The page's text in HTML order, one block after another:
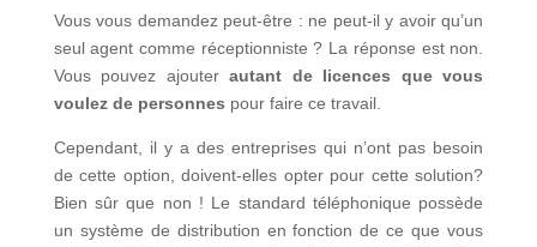
Vous vous demandez peut-être : ne peut-il y avoir qu’un
seul agent comme réceptionniste ? La réponse est non.
Vous pouvez ajouterautant de licences que vous
voulez de personnes pour faire ce travail.
Cependant, il y a des entreprises qui n’ont pas besoin
de cette option, doivent-elles opter pour cette solution?
Bien sûr que non ! Le standard téléphonique possède
un système de distribution en fonction de ce que vous